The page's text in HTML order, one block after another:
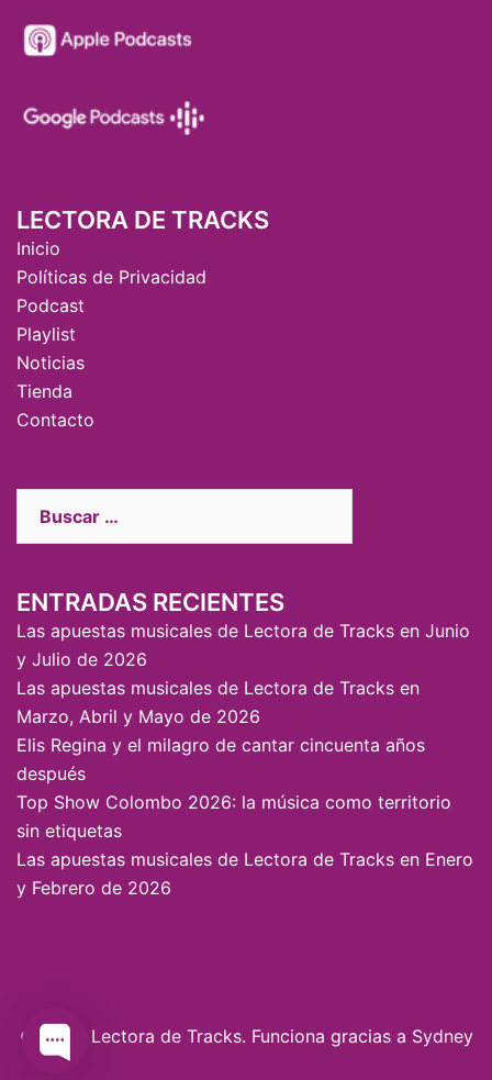
LECTORA DE TRACKS
Inicio
Políticas de Privacidad
Podcast
Playlist
Noticias
Tienda
Contacto
ENTRADAS RECIENTES
Las apuestas musicales de Lectora de Tracks en Junio
y Julio de 2026
Las apuestas musicales de Lectora de Tracks en
Marzo, Abril y Mayo de 2026
Elis Regina y el milagro de cantar cincuenta años
después
Top Show Colombo 2026: la música como territorio
sin etiquetas
Las apuestas musicales de Lectora de Tracks en Enero
y Febrero de 2026
© 2026 Lectora de Tracks. Funciona gracias a Sydney